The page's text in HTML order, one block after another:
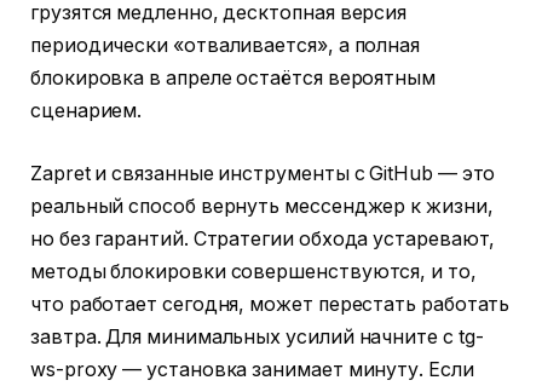
грузятся медленно, десктопная версия
периодически «отваливается», а полная
блокировка в апреле остаётся вероятным
сценарием.
Zapret и связанные инструменты с GitHub — это
реальный способ вернуть мессенджер к жизни,
но без гарантий. Стратегии обхода устаревают,
методы блокировки совершенствуются, и то,
что работает сегодня, может перестать работать
завтра. Для минимальных усилий начните с tg-
ws-proxy — установка занимает минуту. Если